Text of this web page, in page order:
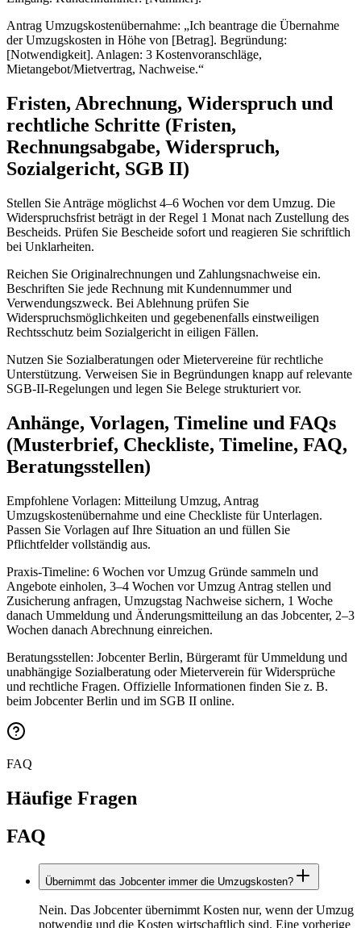
Antrag Umzugskostenübernahme: „Ich beantrage die Übernahme
der Umzugskosten in Höhe von [Betrag]. Begründung:
[Notwendigkeit]. Anlagen: 3 Kostenvoranschläge,
Mietangebot/Mietvertrag, Nachweise.“
Fristen, Abrechnung, Widerspruch und
rechtliche Schritte (Fristen,
Rechnungsabgabe, Widerspruch,
Sozialgericht, SGB II)
Stellen Sie Anträge möglichst 4–6 Wochen vor dem Umzug. Die
Widerspruchsfrist beträgt in der Regel 1 Monat nach Zustellung des
Bescheids. Prüfen Sie Bescheide sofort und reagieren Sie schriftlich
bei Unklarheiten.
Reichen Sie Originalrechnungen und Zahlungsnachweise ein.
Beschriften Sie jede Rechnung mit Kundennummer und
Verwendungszweck. Bei Ablehnung prüfen Sie
Widerspruchsmöglichkeiten und gegebenenfalls einstweiligen
Rechtsschutz beim Sozialgericht in eiligen Fällen.
Nutzen Sie Sozialberatungen oder Mietervereine für rechtliche
Unterstützung. Verweisen Sie in Begründungen knapp auf relevante
SGB-II-Regelungen und legen Sie Belege strukturiert vor.
Anhänge, Vorlagen, Timeline und FAQs
(Musterbrief, Checkliste, Timeline, FAQ,
Beratungsstellen)
Empfohlene Vorlagen: Mitteilung Umzug, Antrag
Umzugskostenübernahme und eine Checkliste für Unterlagen.
Passen Sie Vorlagen auf Ihre Situation an und füllen Sie
Pflichtfelder vollständig aus.
Praxis-Timeline: 6 Wochen vor Umzug Gründe sammeln und
Angebote einholen, 3–4 Wochen vor Umzug Antrag stellen und
Zusicherung anfragen, Umzugstag Nachweise sichern, 1 Woche
danach Ummeldung und Änderungsmitteilung an das Jobcenter, 2–3
Wochen danach Abrechnung einreichen.
Beratungsstellen: Jobcenter Berlin, Bürgeramt für Ummeldung und
unabhängige Sozialberatung oder Mieterverein für Widersprüche
und rechtliche Fragen. Offizielle Informationen finden Sie z. B.
beim Jobcenter Berlin und im SGB II online.
FAQ
Häufige Fragen
FAQ
Übernimmt das Jobcenter immer die Umzugskosten?
Nein. Das Jobcenter übernimmt Kosten nur, wenn der Umzug
notwendig und die Kosten wirtschaftlich sind. Eine vorherige